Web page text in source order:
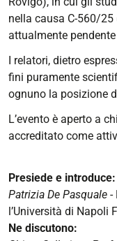
democrazia
2025-
05T11:00:00+01:00
2025-
11-
05T13:00:00+01:00
Il
sul
rafforzamento
dell’industria
bellica
nella causa C-560/
attualmente
I relatori, dietro
fini puramente
ognuno la posizione
L’evento è aperto a
accreditato come
Presiede e introduce:
Patrizia De Pasquale -
l’Università di Napoli
Ne discutono: